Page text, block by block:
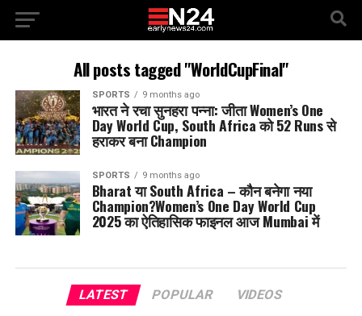
All posts tagged "WorldCupFinal"
SPORTS 9 months ago
भारत ने रचा सुनहरा पन्ना: जीता Women’s One
Day World Cup, South Africa को 52 Runs से
हराकर बना Champion
SPORTS 9 months ago
Bharat या South Africa – कौन बनेगा नया
Champion?Women’s One Day World Cup
2025 का ऐतिहासिक फाइनल आज Mumbai में
LATEST POPULAR VIDEOS